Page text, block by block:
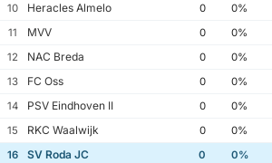
10
Heracles Almelo 0 0%
11
MVV 0 0%
12
NAC Breda 0 0%
13
FC Oss 0 0%
14
PSV Eindhoven II 0 0%
15
RKC Waalwijk 0 0%
16
SV Roda JC 0 0%